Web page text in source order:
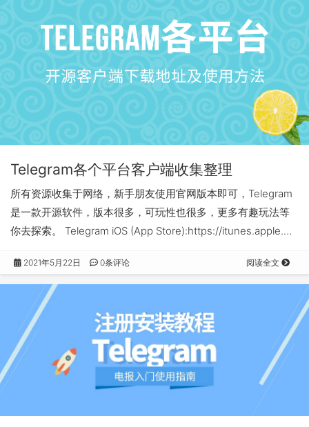
Telegram各个平台客户端收集整理
所有资源收集于网络，新手朋友使用官网版本即可，Telegram
是一款开源软件，版本很多，可玩性也很多，更多有趣玩法等
你去探索。 Telegram iOS (App Store):https://itunes.apple.…
2021年5月22日 0条评论 阅读全文